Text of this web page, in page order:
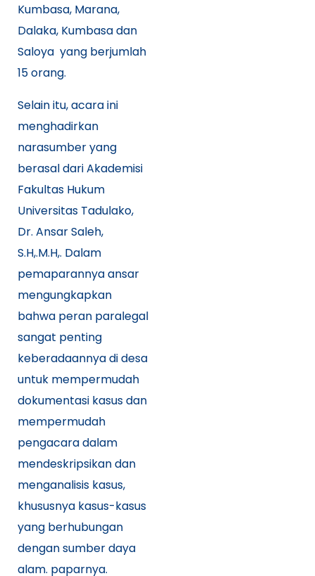
Kumbasa, Marana,
Dalaka, Kumbasa dan
Saloya yang berjumlah
15 orang.
Selain itu, acara ini
menghadirkan
narasumber yang
berasal dari Akademisi
Fakultas Hukum
Universitas Tadulako,
Dr. Ansar Saleh,
S.H,.M.H,. Dalam
pemaparannya ansar
mengungkapkan
bahwa peran paralegal
sangat penting
keberadaannya di desa
untuk mempermudah
dokumentasi kasus dan
mempermudah
pengacara dalam
mendeskripsikan dan
menganalisis kasus,
khususnya kasus-kasus
yang berhubungan
dengan sumber daya
alam. paparnya.